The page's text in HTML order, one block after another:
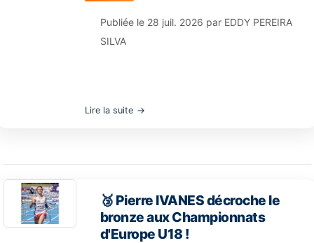
Publiée le 28 juil. 2026 par EDDY PEREIRA
SILVA
Lire la suite
🥉 Pierre IVANES décroche le
bronze aux Championnats
d'Europe U18 !